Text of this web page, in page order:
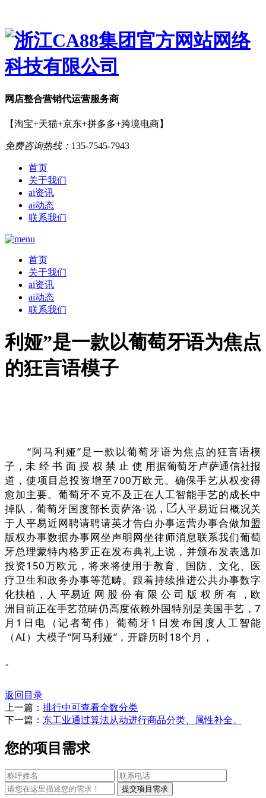
网店整合营销代运营服务商
【淘宝+天猫+京东+拼多多+跨境电商】
免费咨询热线： 135-7545-7943
首页
关于我们
ai资讯
ai动态
联系我们
首页
关于我们
ai资讯
ai动态
联系我们
利娅”是一款以葡萄牙语为焦点
的狂言语模子
“阿马利娅”是一款以葡萄牙语为焦点的狂言语模
子，未 经 书 面 授 权 禁 止 使 用据葡萄牙卢萨通信社报
道，使项目总投资增至700万欧元。确保手艺从权变得
愈加主要。葡萄牙不克不及正在人工智能手艺的成长中
掉队，葡萄牙国度部长贡萨洛·说，
人平易近日概况关
于人平易近网聘请聘请英才告白办事运营办事合做加盟
版权办事数据办事网坐声明网坐律师消息联系我们葡萄
牙总理蒙特内格罗正在发布典礼上说，并颁布发表逃加
投资150万欧元，将来将使用于教育、国防、文化、医
疗卫生和政务办事等范畴。跟着持续推进公共办事数字
化扶植，人 平易近 网 股 份 有 限 公 司 版 权 所 有 ，欧
洲目前正在手艺范畴仍高度依赖外国特别是美国手艺，7
月1日电（记者荀伟）葡萄牙1日发布国度人工智能
（AI）大模子“阿马利娅”，开辟历时18个月，
。
返回目录
上一篇： 排行中可查看全数分类
下一篇： 东工业通过算法从动进行商品分类、属性补全、
您的项目需求